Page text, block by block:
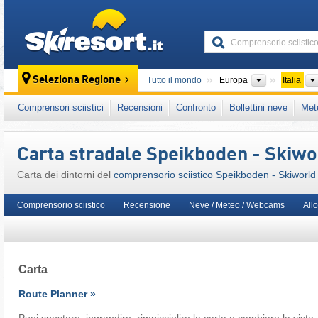
Seleziona Regione Tutto il mondo Europa Continenti
Italia
Questo comprensorio sciistico è presente
Alpi Italiane
Italia Settentrionale Alpi
Comprensori sciistici Recensioni Confronto Bollettini neve
Carta stradale Speikboden -
Carta dei dintorni del comprensorio sciistico Speikboden - Skiworld
Comprensorio sciistico Recensione Neve / Meteo / Webcams
Carta
Route Planner »